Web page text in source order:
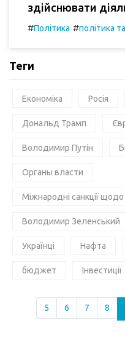
здійснювати
#Політика #політика
Теги
Економіка Росія
Дональд Трамп
Володимир Путін
Органы власти
Міжнародні санкції
Володимир Зеленський
Українці Нафта
бюджет Інвестиції
5 6 7 8